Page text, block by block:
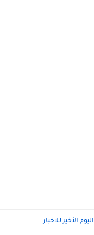
اليوم الأخير للاخبار